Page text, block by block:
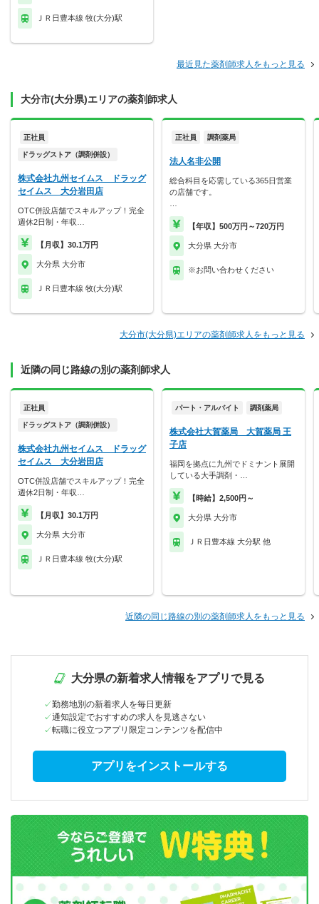
ＪＲ日豊本線 牧(大分)駅
最近見た薬剤師求人をもっと見る
大分市(大分県)エリアの薬剤師求人
正社員
ドラッグストア（調剤併設）
株式会社九州セイムス ドラッグ
セイムス 大分岩田店
OTC併設店舗でスキルアップ！完全
週休2日制・年収…
【月収】30.1万円
大分県 大分市
ＪＲ日豊本線 牧(大分)駅
正社員 調剤薬局
法人名非公開
総合科目を応需している365日営業
の店舗です。
…
【年収】500万円～720万円
大分県 大分市
※お問い合わせください
大分市(大分県)エリアの薬剤師求人をもっと見る
近隣の同じ路線の別の薬剤師求人
正社員
ドラッグストア（調剤併設）
株式会社九州セイムス ドラッグ
セイムス 大分岩田店
OTC併設店舗でスキルアップ！完全
週休2日制・年収…
【月収】30.1万円
大分県 大分市
ＪＲ日豊本線 牧(大分)駅
パート・アルバイト 調剤薬局
株式会社大賀薬局 大賀薬局 王
子店
福岡を拠点に九州でドミナント展開
している大手調剤・…
【時給】2,500円～
大分県 大分市
ＪＲ日豊本線 大分駅 他
近隣の同じ路線の別の薬剤師求人をもっと見る
大分県の新着求人情報をアプリで見る
勤務地別の新着求人を毎日更新
通知設定でおすすめの求人を見逃さない
転職に役立つアプリ限定コンテンツを配信中
アプリをインストールする